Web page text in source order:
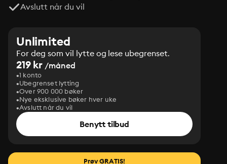
Avslutt når du vil
Unlimited
For deg som vil lytte og lese ubegrenset.
219 kr /måned
1 konto
Ubegrenset lytting
Over 900 000 bøker
Nye eksklusive bøker hver uke
Avslutt når du vil
Benytt tilbud
Prøv GRATIS!